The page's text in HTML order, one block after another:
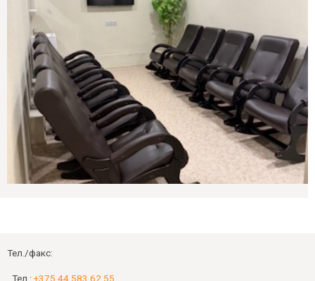
Тел./факс:
Тел.: +375 44 583 62 55